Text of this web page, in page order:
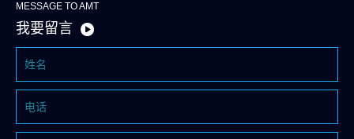
MESSAGE TO AMT
我要留言